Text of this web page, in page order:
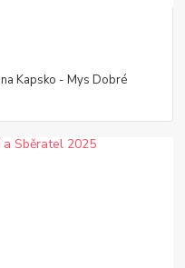
Kapsko - Mys Dobré